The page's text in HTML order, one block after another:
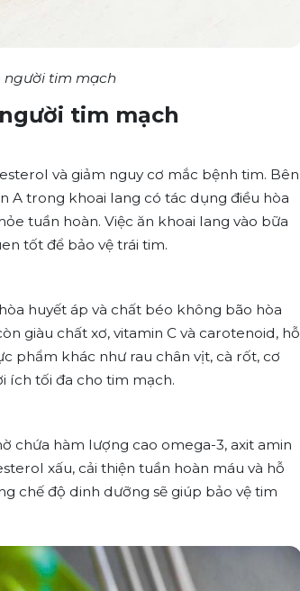
người tim mạch
tim mạch
và giảm nguy cơ mắc bệnh tim. Bên
A trong khoai lang có tác dụng điều hòa
tuần hoàn. Việc ăn khoai lang vào bữa
tốt để bảo vệ trái tim.
huyết áp và chất béo không bão hòa
giàu chất xơ, vitamin C và carotenoid, hỗ
phẩm khác như rau chân vịt, cà rốt, cơ
ích tối đa cho tim mạch.
chứa hàm lượng cao omega-3, axit amin
xấu, cải thiện tuần hoàn máu và hỗ
chế độ dinh dưỡng sẽ giúp bảo vệ tim